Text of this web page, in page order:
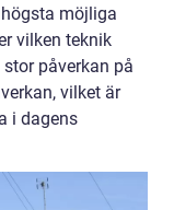
möjliga
vilken teknik
påverkan på
vilket är
i dagens